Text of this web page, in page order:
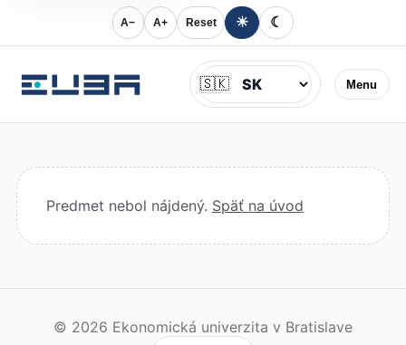
A− A+ Reset ☀ ☾
Menu
Jazyk
🇸🇰
Predmet nebol nájdený. Späť na úvod
© 2026 Ekonomická univerzita v Bratislave